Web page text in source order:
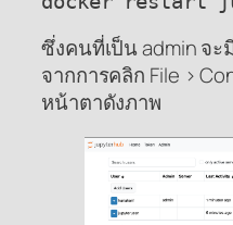
ซึ่งคนที่เป็น admin จะ
จากการคลิก File >
หน้าตาดังภาพ